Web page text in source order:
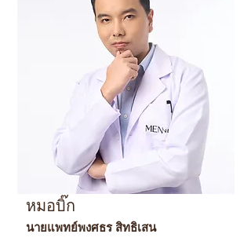
หมอบิ๊ก
นายแพทย์พงศธร สิทธิเสน